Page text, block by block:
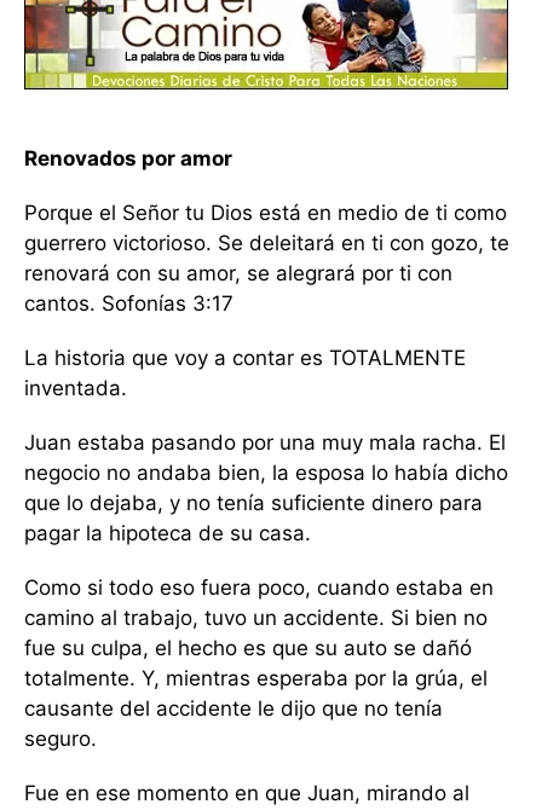
Renovados por amor
Porque el Señor tu Dios está en medio de ti como
guerrero victorioso. Se deleitará en ti con gozo, te
renovará con su amor, se alegrará por ti con
cantos. Sofonías 3:17
La historia que voy a contar es TOTALMENTE
inventada.
Juan estaba pasando por una muy mala racha. El
negocio no andaba bien, la esposa lo había dicho
que lo dejaba, y no tenía suficiente dinero para
pagar la hipoteca de su casa.
Como si todo eso fuera poco, cuando estaba en
camino al trabajo, tuvo un accidente. Si bien no
fue su culpa, el hecho es que su auto se dañó
totalmente. Y, mientras esperaba por la grúa, el
causante del accidente le dijo que no tenía
seguro.
Fue en ese momento en que Juan, mirando al